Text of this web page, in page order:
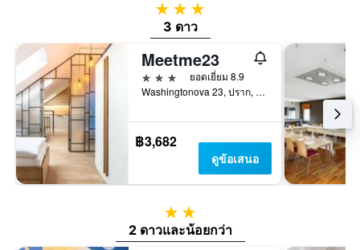
3 ดาว
3 ดาว
Meetme23
3 ดาว
ยอดเยี่ยม 8.9
Washingtonova 23, ปราก, Prague Region, สาธารณรัฐเช็ก
฿3,682
ดูข้อเสนอ
2 ดาว
2 ดาวและน้อยกว่า